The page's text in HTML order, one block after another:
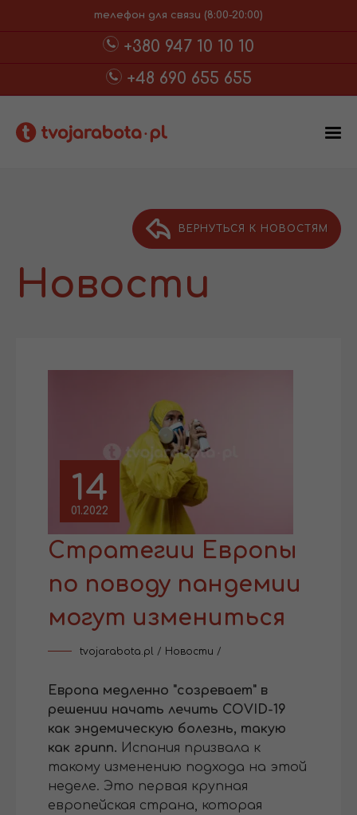
телефон для связи (8:00-20:00)
+380 947 10 10 10
+48 690 655 655
ВЕРНУТЬСЯ К НОВОСТЯМ
Новости
14
01.2022
Стратегии Европы
по поводу пандемии
могут измениться
tvojarabota.pl / Новости /
Европа медленно "созревает" в
решении начать лечить COVID-19
как эндемическую болезнь, такую ​​
как грипп. Испания призвала к
такому изменению подхода на этой
неделе. Это первая крупная
европейская страна, которая